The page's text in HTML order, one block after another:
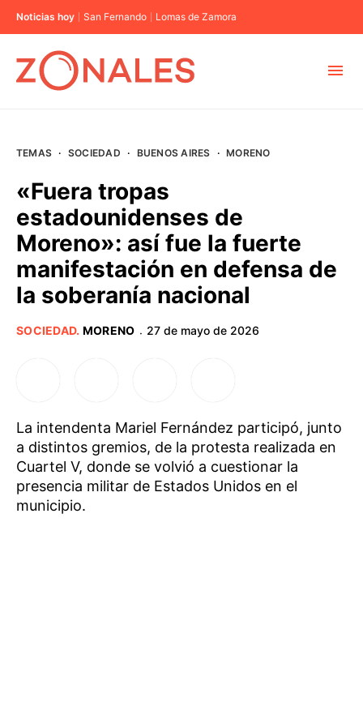
Noticias hoy San Fernando Lomas de Zamora
BUENOS AIRES
PROVINCIAS
TEMAS · SOCIEDAD · BUENOS AIRES · MORENO
«Fuera tropas
estadounidenses de
Moreno»: así fue la fuerte
manifestación en defensa de
la soberanía nacional
SOCIEDAD. MORENO · 27 de mayo de 2026
La intendenta Mariel Fernández participó, junto
a distintos gremios, de la protesta realizada en
Cuartel V, donde se volvió a cuestionar la
presencia militar de Estados Unidos en el
municipio.